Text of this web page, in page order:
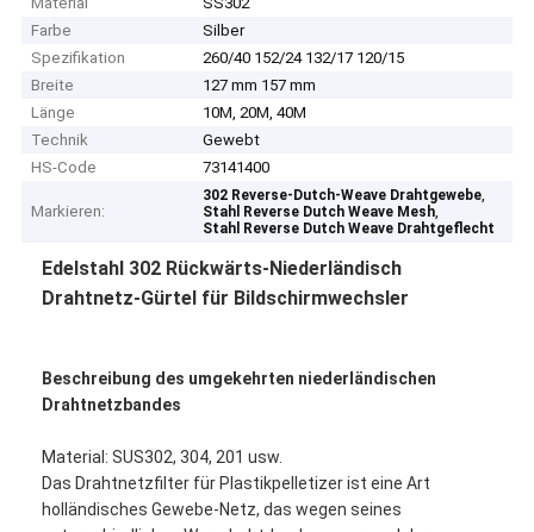
Farbe
Silber
Spezifikation
260/40 152/24 132/17 120/15
Breite
127 mm 157 mm
Länge
10M, 20M, 40M
Technik
Gewebt
HS-Code
73141400
Markieren:
302 Reverse-Dutch-Weave Drahtgewebe,
Stahl Reverse Dutch Weave Mesh,
Stahl Reverse Dutch Weave Drahtgeflecht
Edelstahl 302 Rückwärts-Niederländisch
Drahtnetz-Gürtel für Bildschirmwechsler
Beschreibung des umgekehrten niederländischen
Drahtnetzbandes
Material: SUS302, 304, 201 usw.
Das Drahtnetzfilter für Plastikpelletizer ist eine Art
holländisches Gewebe-Netz, das wegen seines